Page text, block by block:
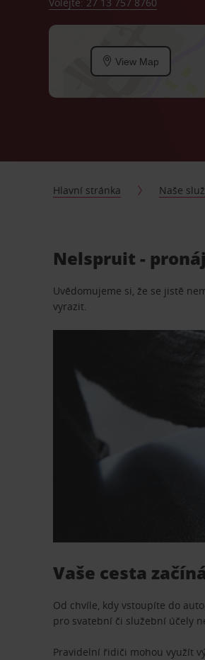
View Map
Hlavní stránka Naše
Nelspruit -
Uvědomujeme si, že se jistě
vyrazit.
Vaše cesta
Od chvíle, kdy vstoupíte do
pro svatební či služební účely
Pravidelní řidiči mohou využít